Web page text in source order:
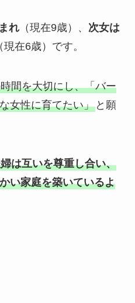
れ（現在9歳）、 次女は
現在6歳）です。
間を大切にし、「バー
女性に育てたい」と願
は互いを尊重し合い、
い家庭を築いているよ